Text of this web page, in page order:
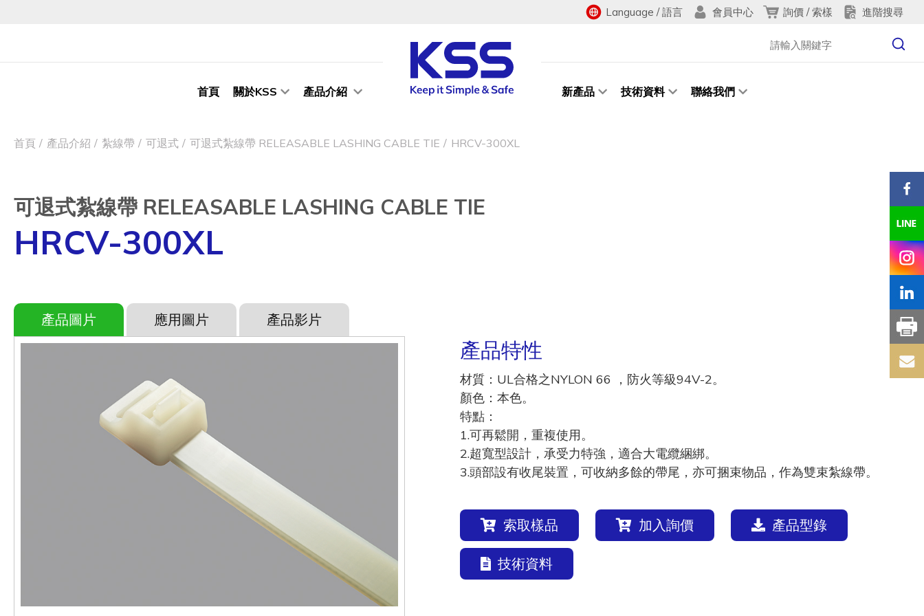
Language / 語言 會員中心 詢價 / 索樣 進階搜尋
首頁 關於KSS 產品介紹 新產品 技術資料 聯絡我們
首頁 產品介紹 紮線帶 可退式 可退式紮線帶 RELEASABLE LASHING CABLE TIE HRCV-300XL
可退式紮線帶 RELEASABLE LASHING CABLE TIE
HRCV-300XL
產品圖片 應用圖片 產品影片
產品特性
材質：UL合格之NYLON 66 ，防火等級94V-2。
顏色：本色。
特點：
1.可再鬆開，重複使用。
2.超寬型設計，承受力特強，適合大電纜綑綁。
3.頭部設有收尾裝置，可收納多餘的帶尾，亦可捆束物品，作為雙束紮線帶。
索取樣品 加入詢價 產品型錄
技術資料